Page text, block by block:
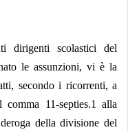
dirigenti scolastici del
le assunzioni, vi è la
secondo i ricorrenti, a
11-septies.1 alla
della divisione del